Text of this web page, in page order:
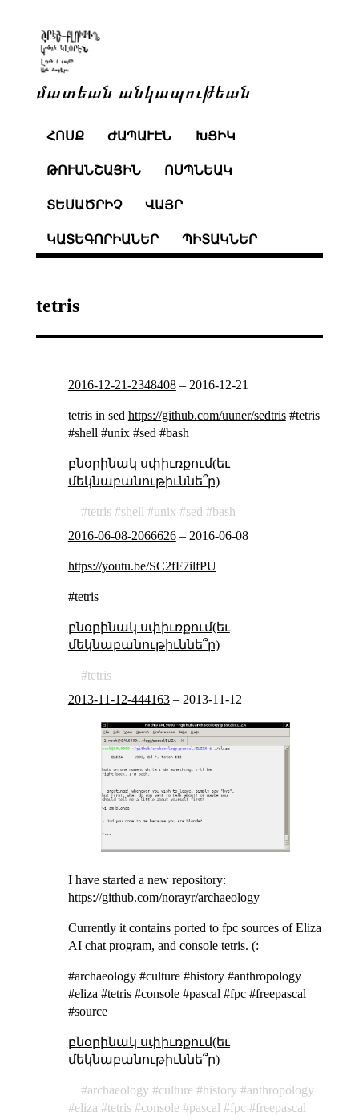
մատեան անկապութեան
ՀՈՍՔ ԺԱՊԱՒԷՆ ԽՑԻԿ
ԹՈՒԱՆՇԱՅԻՆ ՈՍՊՆԵԱԿ
ՏԵՍԱԾՐԻՉ ՎԱՅՐ
ԿԱՏԵԳՈՐԻԱՆԵՐ ՊԻՏԱԿՆԵՐ
tetris
2016-12-21-2348408– 2016-12-21
tetris in sed https://github.com/uuner/sedtris#tetris
#shell #unix #sed #bash
բնօրինակ սփիւռքում(եւ
մեկնաբանութիւննե՞ր)
tetris shell unix sed
bash
2016-06-08-2066626– 2016-06-08
https://youtu.be/SC2fF7ilfPU
#tetris
բնօրինակ սփիւռքում(եւ
մեկնաբանութիւննե՞ր)
tetris
2013-11-12-444163– 2013-11-12
I have started a new repository:
https://github.com/norayr/archaeology
Currently it contains ported to fpc sources of Eliza
AI chat program, and console tetris. (:
#archaeology #culture #history #anthropology
#eliza #tetris #console #pascal #fpc #freepascal
#source
բնօրինակ սփիւռքում(եւ
մեկնաբանութիւննե՞ր)
archaeology culture history
anthropology
eliza
tetris console pascal fpc
freepascal